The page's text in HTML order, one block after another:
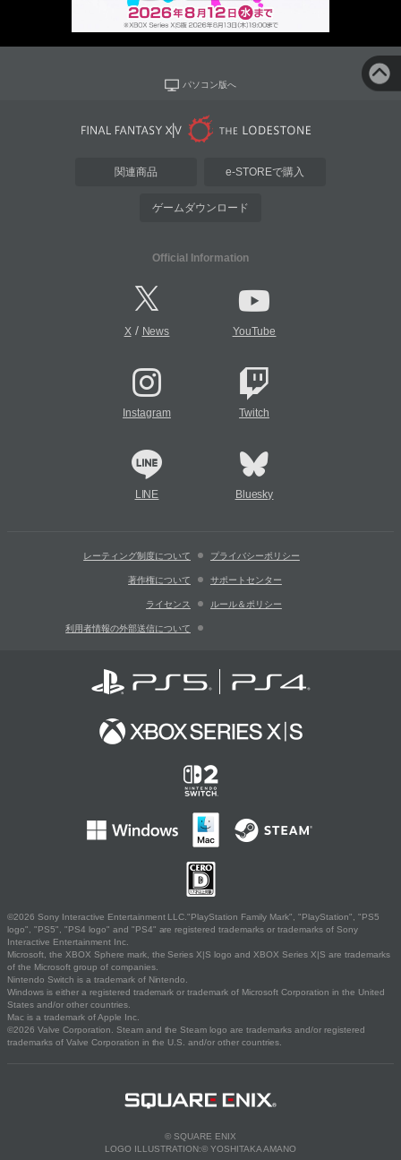
パソコン版へ
関連商品 e-STOREで購入
ゲームダウンロード
Official Information
X/ News YouTube
Instagram Twitch
LINE Bluesky
レーティング制度について プライバシーポリシー
著作権について サポートセンター
ライセンス ルール＆ポリシー
利用者情報の外部送信について
©2026 Sony Interactive Entertainment LLC."PlayStation Family Mark", "PlayStation", "PS5
logo", "PS5", "PS4 logo" and "PS4" are registered trademarks or trademarks of Sony
Interactive Entertainment Inc.
Microsoft, the XBOX Sphere mark, the Series X|S logo and XBOX Series X|S are trademarks
of the Microsoft group of companies.
Nintendo Switch is a trademark of Nintendo.
Windows is either a registered trademark or trademark of Microsoft Corporation in the United
States and/or other countries.
Mac is a trademark of Apple Inc.
©2026 Valve Corporation. Steam and the Steam logo are trademarks and/or registered
trademarks of Valve Corporation in the U.S. and/or other countries.
© SQUARE ENIX
LOGO ILLUSTRATION:© YOSHITAKA AMANO